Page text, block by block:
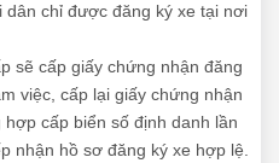
chỉ được đăng ký xe tại nơi
sẽ cấp giấy chứng nhận đăng
việc, cấp lại giấy chứng nhận
cấp biển số định danh lần
nhận hồ sơ đăng ký xe hợp lệ.